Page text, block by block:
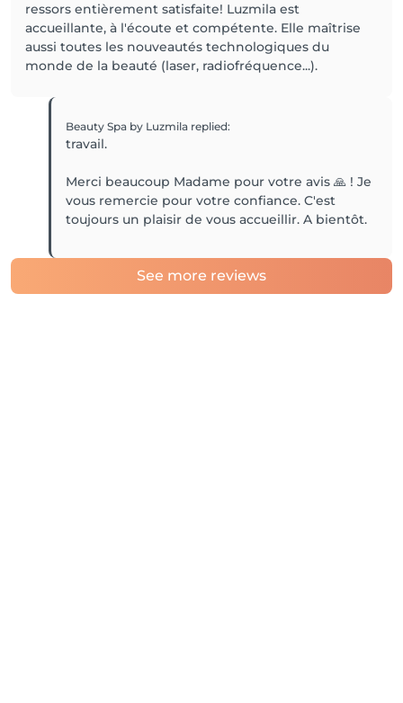
ressors entièrement satisfaite! Luzmila est
accueillante, à l'écoute et compétente. Elle maîtrise
aussi toutes les nouveautés technologiques du
monde de la beauté (laser, radiofréquence...).
Beauty Spa by Luzmila replied:
travail.
Merci beaucoup Madame pour votre avis 🙏 ! Je
vous remercie pour votre confiance. C'est
toujours un plaisir de vous accueillir. A bientôt.
See more reviews